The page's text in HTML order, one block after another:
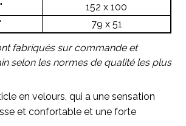
152 x 100
79 x 51
fabriqués sur commande et
selon les normes de qualité les plus
en velours, qui a une sensation
et confortable et une forte